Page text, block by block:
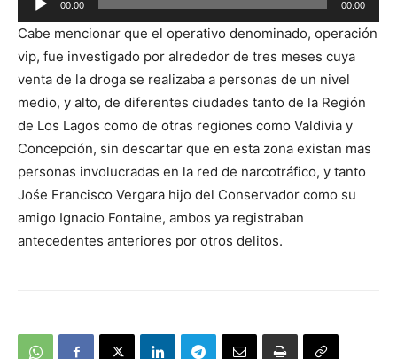
de
audio
00:00 00:00
Cabe mencionar que el operativo denominado, operación
vip, fue investigado por alrededor de tres meses cuya
venta de la droga se realizaba a personas de un nivel
medio, y alto, de diferentes ciudades tanto de la Región
de Los Lagos como de otras regiones como Valdivia y
Concepción, sin descartar que en esta zona existan mas
personas involucradas en la red de narcotráfico, y tanto
Jośe Francisco Vergara hijo del Conservador como su
amigo Ignacio Fontaine, ambos ya registraban
antecedentes anteriores por otros delitos.